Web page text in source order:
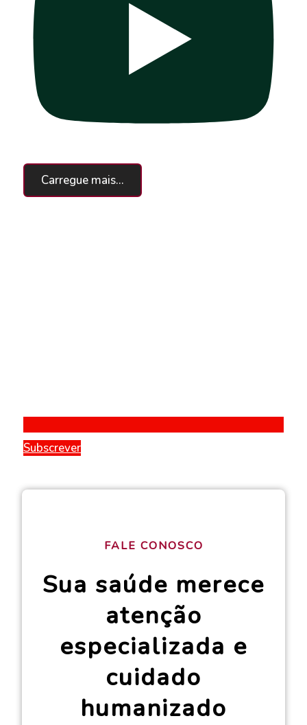
Carregue mais...
Subscrever
FALE CONOSCO
Sua saúde merece
atenção
especializada e
cuidado
humanizado